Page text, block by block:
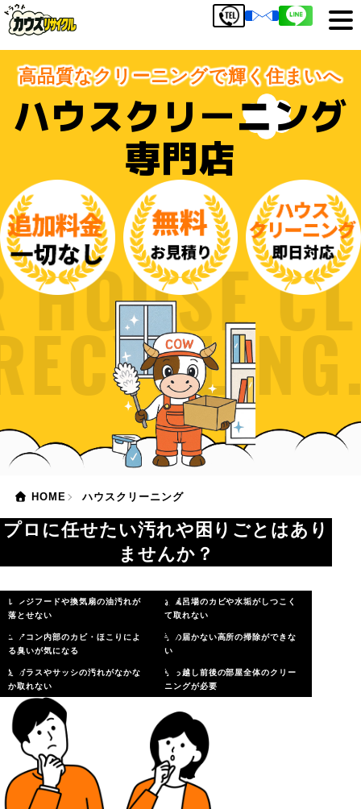
高品質なクリーニングで輝く住まいへ
ハウスクリーニング
専門店
HOME ハウスクリーニング
プロに任せたい汚れや困りごとはあり
ませんか？
レンジフードや換気扇の油汚れが
落とせない
エアコン内部のカビ・ほこりによ
る臭いが気になる
窓ガラスやサッシの汚れがなかな
か取れない
お風呂場のカビや水垢がしつこく
て取れない
手の届かない高所の掃除ができな
い
引っ越し前後の部屋全体のクリー
ニングが必要